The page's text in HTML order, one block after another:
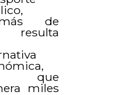
de
resulta
que
miles